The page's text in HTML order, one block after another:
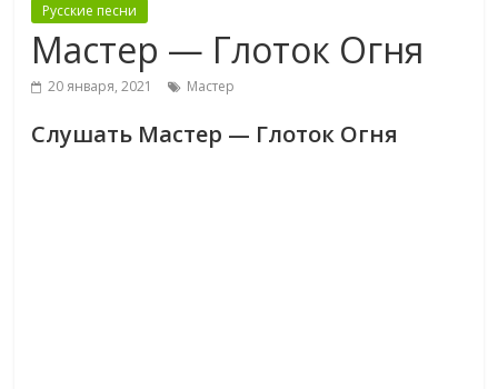
Русские песни
Мастер — Глоток Огня
20 января, 2021 Мастер
Слушать Мастер — Глоток Огня